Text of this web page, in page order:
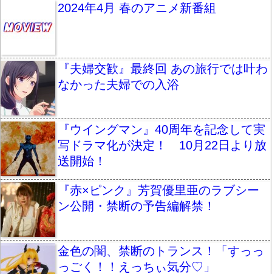
2024年4月 春のアニメ新番組
『夫婦交歓』最終回 あの旅行では叶わ
なかった夫婦での入浴
『ウイングマン』40周年を記念して実
写ドラマ化が決定！ 10月22日より放
送開始！
『赤×ピンク』芳賀優里亜のラブシー
ン公開・禁断の予告編解禁！
金色の闇、禁断のトランス！「すっっ
っごく！！えっちぃ気分♡」